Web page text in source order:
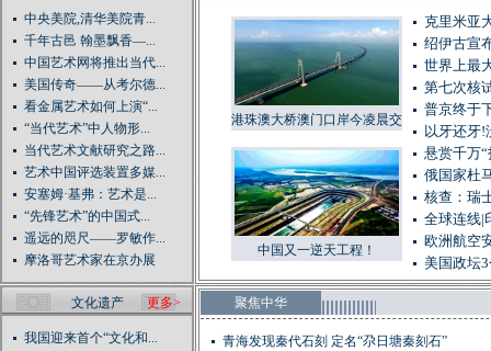
中央美院,清华美院青...
千年古邑 翰墨飘香—...
中国艺术网将推出当代...
美国传奇——从考尔德...
看金属艺术如何上演“...
“当代艺术”中人物形...
当代艺术文献研究之路...
艺术中国评选装置多媒...
安塞姆·基弗：艺术是...
“先锋艺术”的中国式...
遥远的咫尺——罗敏作...
摩洛哥艺术家在京办展
港珠澳大桥澳门口岸今凌晨交
中国又一逆天工程！
克里米亚
绍伊古宣
世界上最
第七次核
普京终于
以牙还牙!
悬赏千万
俄国家杜
核查：瑞
全球连线|
欧洲航空
美国政坛
文化遗产 更多>
我国迎来首个“文化和...
聚焦中华
青海发现秦代石刻 定名“尕日塘秦刻石”